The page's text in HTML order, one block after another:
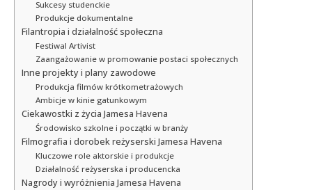
Sukcesy studenckie
Produkcje dokumentalne
Filantropia i działalność społeczna
Festiwal Artivist
Zaangażowanie w promowanie postaci społecznych
Inne projekty i plany zawodowe
Produkcja filmów krótkometrażowych
Ambicje w kinie gatunkowym
Ciekawostki z życia Jamesa Havena
Środowisko szkolne i początki w branży
Filmografia i dorobek reżyserski Jamesa Havena
Kluczowe role aktorskie i produkcje
Działalność reżyserska i producencka
Nagrody i wyróżnienia Jamesa Havena